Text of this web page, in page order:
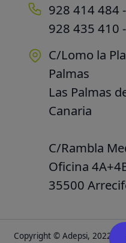
928 414 484
928 435 410
C/Lomo la
Palmas
Las Palmas
Canaria
C/Rambla
Oficina
35500
Copyright © Adepsi, 2022.